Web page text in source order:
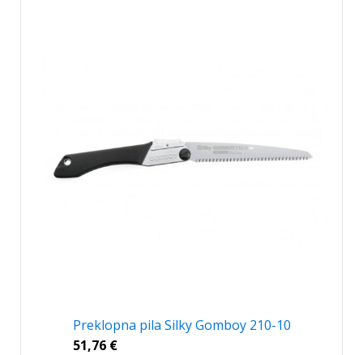
Preklopna pila Silky Gomboy 210-10
51,76 €